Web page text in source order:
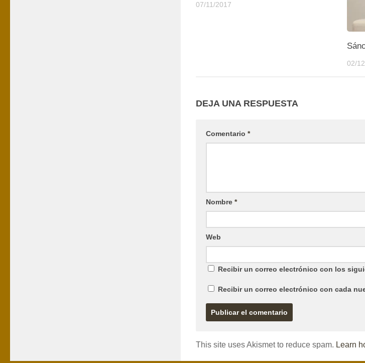
07/11/2017
02/
DEJA UNA RESPUESTA
Comentario *
Nombre *
Web
Recibir un correo electrónico con los
Recibir un correo electrónico con cada
This site uses Akismet to reduce spam. Learn